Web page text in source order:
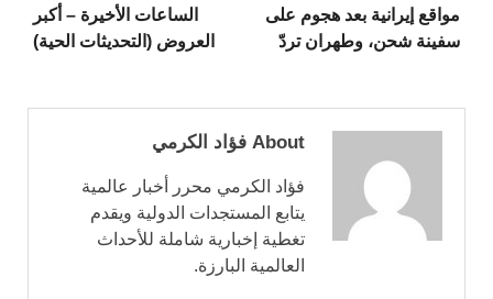
مواقع إيرانية بعد هجوم على
سفينة شحن، وطهران تردّ
الساعات الأخيرة – أكبر
العروض (التحديثات الحية)
About فؤاد الكرمي
فؤاد الكرمي محرر أخبار عالمية
يتابع المستجدات الدولية ويقدم
تغطية إخبارية شاملة للأحداث
العالمية البارزة.